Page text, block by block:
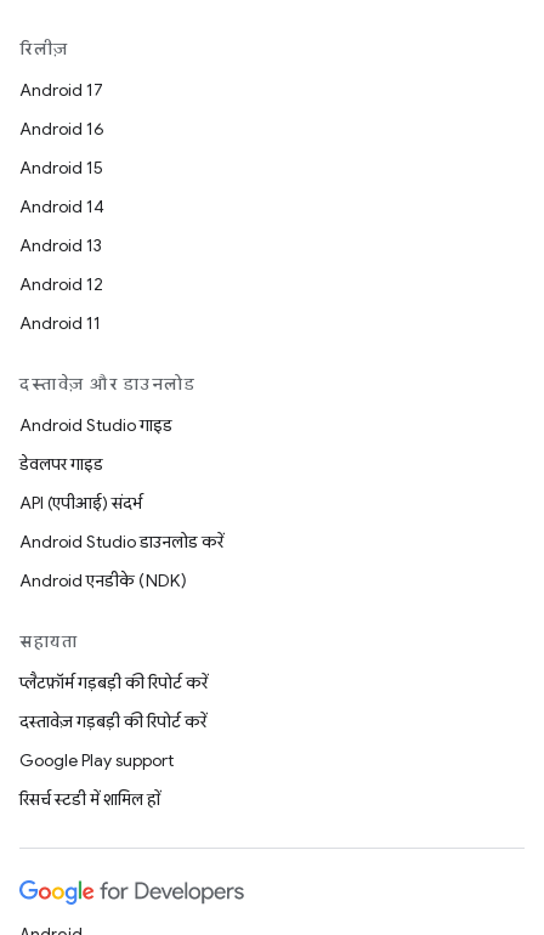
रिलीज़
Android 17
Android 16
Android 15
Android 14
Android 13
Android 12
Android 11
दस्तावेज़ और डाउनलोड
Android Studio गाइड
डेवलपर गाइड
API (एपीआई) संदर्भ
Android Studio डाउनलोड करें
Android एनडीके (NDK)
सहायता
प्लैटफ़ॉर्म गड़बड़ी की रिपोर्ट करें
दस्तावेज़ गड़बड़ी की रिपोर्ट करें
Google Play support
रिसर्च स्टडी में शामिल हों